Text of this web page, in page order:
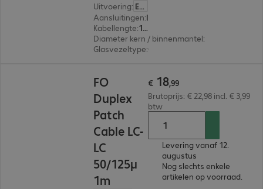
Uitvoering: Europa
Aansluitingen:
Kabellengte: 10 m
Diameter kern / binnenmantel:
Glasvezeltype:
FO
Duplex
Patch
Cable LC-
LC
50/125µ
1m
€ 18,99
Brutoprijs: € 22,98 incl. € 3,99
btw
Levering vanaf 12.
augustus
Nog slechts enkele
artikelen op voorraad.